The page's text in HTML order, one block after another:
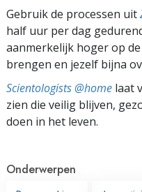
Gebruik de processen uit
half uur per dag
aanmerkelijk hoger op
brengen en jezelf bijna
Scientologists @home laat
zien die veilig blijven,
doen in het leven.
Onderwerpen